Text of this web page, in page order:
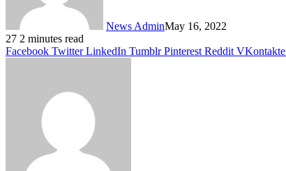
News AdminMay 16, 2022
27 2 minutes read
Facebook Twitter LinkedIn Tumblr Pinterest Reddit VKontakte